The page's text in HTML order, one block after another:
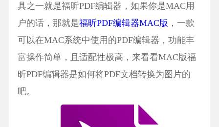
具之一就是福昕PDF编辑器，如果你是MAC用
户的话，那就是福昕PDF编辑器MAC版 ，一款
可以在MAC系统中使用的PDF编辑器，功能丰
富操作简单，且适配性极高，来看看MAC版福
昕PDF编辑器是如何将PDF文档转换为图片的
吧。